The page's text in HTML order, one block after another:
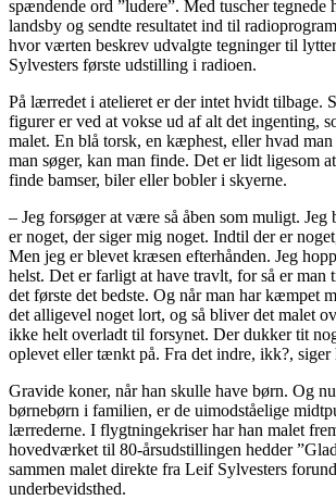
spændende ord ”ludere”. Med tuscher tegnede
landsby og sendte resultatet ind til
hvor værten beskrev udvalgte tegninger til
Sylvesters første udstilling i radioen.
På lærredet i atelieret er der intet hvidt tilbage.
figurer er ved at vokse ud af alt det ingenting,
malet. En blå torsk, en kæphest, eller hvad
man søger, kan man finde. Det er lidt ligesom
finde bamser, biler eller bobler i skyerne.
– Jeg forsøger at være så åben som muligt.
er noget, der siger mig noget. Indtil der er
Men jeg er blevet kræsen efterhånden. Jeg
helst. Det er farligt at have travlt, for så er man
det første det bedste. Og når man har kæmpet
det alligevel noget lort, og så bliver det malet
ikke helt overladt til forsynet. Der dukker tit
oplevet eller tænkt på. Fra det indre, ikk?, siger
Gravide koner, når han skulle have børn. Og
børnebørn i familien, er de uimodståelige
lærrederne. I flygtningekriser har han malet
hovedværket til 80-årsudstillingen hedder
sammen malet direkte fra Leif Sylvesters
underbevidsthed.